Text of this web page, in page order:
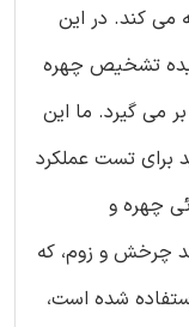
می کند. در این
تشخیص چهره
می گیرد. ما این
برای تست عملکرد
چهره و
چرخش و زوم، که
شده است،